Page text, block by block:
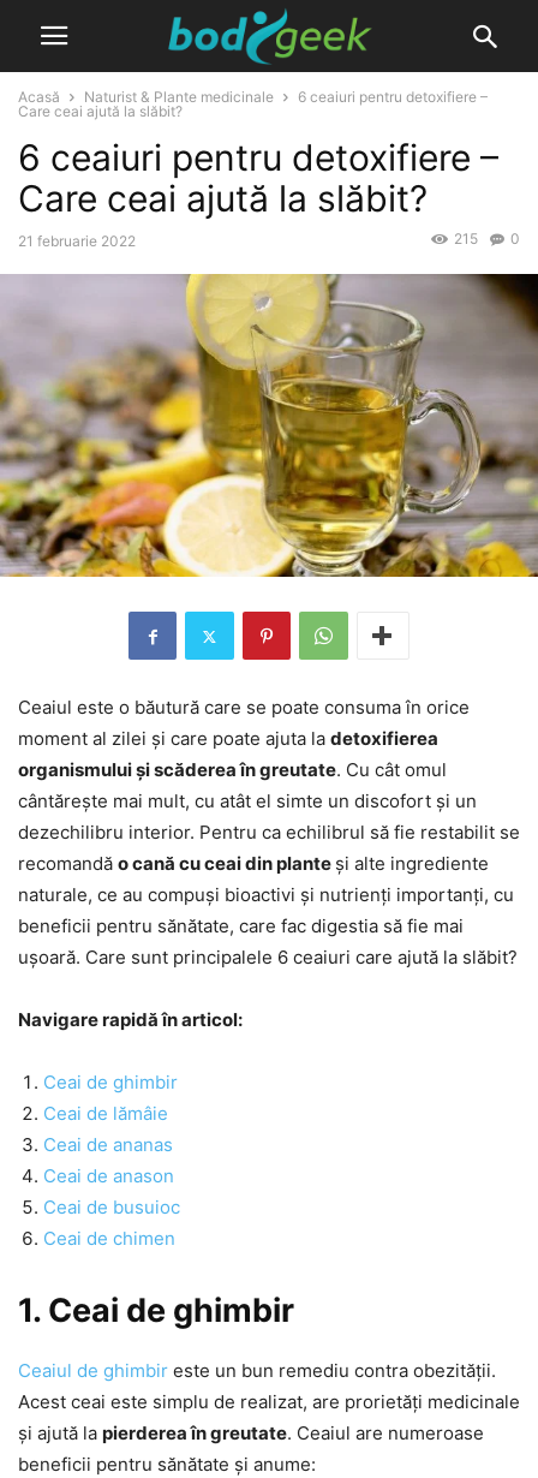
Acasă Naturist & Plante medicinale
6 ceaiuri pentru detoxifiere –
Care ceai ajută la slăbit?
6 ceaiuri pentru detoxifiere –
Care ceai ajută la slăbit?
21 februarie 2022 0
215
Ceaiul este o băutură care se poate consuma în orice
moment al zilei și care poate ajuta la detoxifierea
organismului și scăderea în greutate. Cu cât omul
cântărește mai mult, cu atât el simte un discofort și un
dezechilibru interior. Pentru ca echilibrul să fie restabilit se
recomandă o cană cu ceai din plante și alte ingrediente
naturale, ce au compuși bioactivi și nutrienți importanți, cu
beneficii pentru sănătate, care fac digestia să fie mai
ușoară. Care sunt principalele 6 ceaiuri care ajută la slăbit?
Navigare rapidă în articol:
Ceai de ghimbir
Ceai de lămâie
Ceai de ananas
Ceai de anason
Ceai de busuioc
Ceai de chimen
1. Ceai de ghimbir
Ceaiul de ghimbir este un bun remediu contra obezității.
Acest ceai este simplu de realizat, are prorietăți medicinale
și ajută la pierderea în greutate. Ceaiul are numeroase
beneficii pentru sănătate și anume: